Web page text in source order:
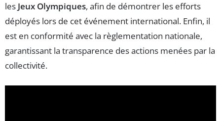
les Jeux Olympiques, afin de démontrer les efforts
déployés lors de cet événement international. Enfin, il
est en conformité avec la règlementation nationale,
garantissant la transparence des actions menées par la
collectivité.